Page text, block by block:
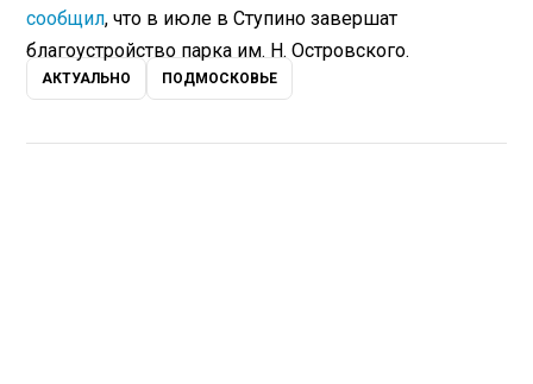
сообщил, что в июле в Ступино завершат
благоустройство парка им. Н. Островского.
АКТУАЛЬНО ПОДМОСКОВЬЕ